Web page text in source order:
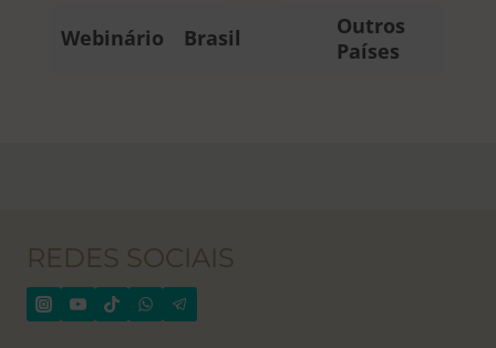
Webinário Brasil
Outros
Países
REDES SOCIAIS